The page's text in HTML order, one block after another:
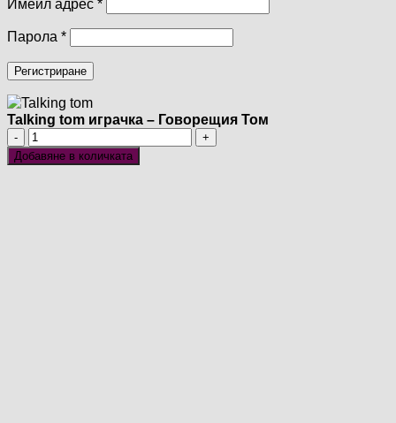
Имейл адрес *
Парола *Задължително
Регистриране
Talking tom играчка – Говорещия Том
количество
за
Talking
Добавяне в количката